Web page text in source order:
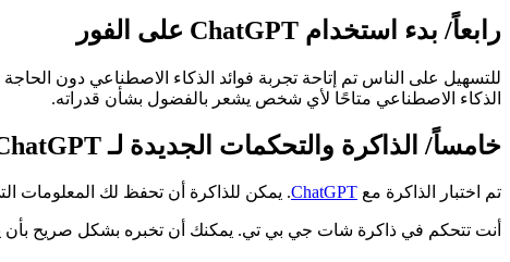
رابعاً/ بدء استخدام ChatGPT على الفور
للتسهيل على الناس تم إتاحة تجربة فوائد الذكاء الاصطناعي دون
الذكاء الاصطناعي متاحًا لأي شخص يشعر بالفضول بشأن قدراته.
خامساً/ الذاكرة والتحكمات الجديدة لـ ChatGPT
تم اختبار الذاكرة مع ChatGPT. يمكن للذاكرة أن تحفظ لك المعلومات
أنت تتحكم في ذاكرة شات جي بي تي. يمكنك أن تخبره بشكل صريح بأن